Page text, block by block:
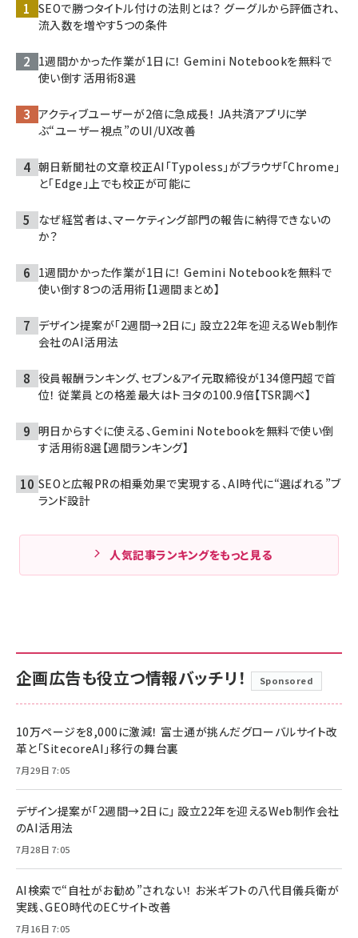
SEOで勝つタイトル付けの法則とは？ グーグルから評価され、
流入数を増やす5つの条件
1週間かかった作業が1日に！ Gemini Notebookを無料で
使い倒す活用術8選
アクティブユーザーが2倍に急成長！ JA共済アプリに学
ぶ“ユーザー視点”のUI/UX改善
朝日新聞社の文章校正AI「Typoless」がブラウザ「Chrome」
と「Edge」上でも校正が可能に
なぜ経営者は、マーケティング部門の報告に納得できないの
か？
1週間かかった作業が1日に！ Gemini Notebookを無料で
使い倒す8つの活用術【1週間まとめ】
デザイン提案が「2週間→2日に」 設立22年を迎えるWeb制作
会社のAI活用法
役員報酬ランキング、セブン＆アイ元取締役が134億円超で首
位！ 従業員との格差最大はトヨタの100.9倍【TSR調べ】
明日からすぐに使える、Gemini Notebookを無料で使い倒
す活用術8選【週間ランキング】
SEOと広報PRの相乗効果で実現する、AI時代に“選ばれる”ブ
ランド設計
人気記事ランキングをもっと見る
企画広告も役立つ情報バッチリ！ Sponsored
10万ページを8,000に激減！ 富士通が挑んだグローバルサイト改
革と「SitecoreAI」移行の舞台裏
7月29日 7:05
デザイン提案が「2週間→2日に」 設立22年を迎えるWeb制作会社
のAI活用法
7月28日 7:05
AI検索で“自社がお勧め”されない！ お米ギフトの八代目儀兵衛が
実践、GEO時代のECサイト改善
7月16日 7:05